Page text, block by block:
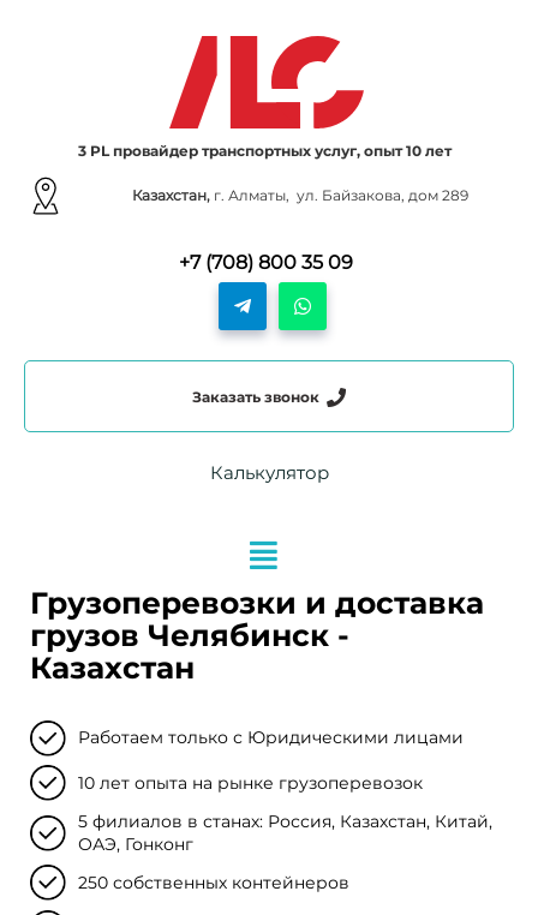
3 PL провайдер транспортных услуг, опыт 10 лет
Казахстан, г. Алматы, ул. Байзакова, дом 289
+7 (708) 800 35 09
Заказать звонок
Калькулятор
Грузоперевозки и доставка
грузов Челябинск -
Казахстан
Работаем только с Юридическими лицами
10 лет опыта на рынке грузоперевозок
5 филиалов в станах: Россия, Казахстан, Китай,
ОАЭ, Гонконг
250 собственных контейнеров